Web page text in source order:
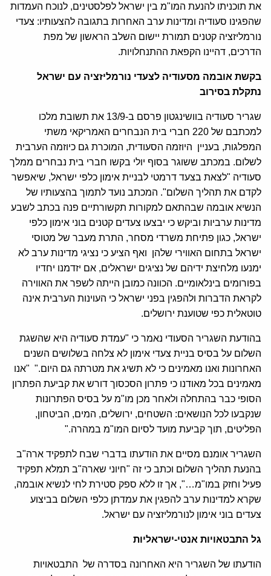
את תוכניתו להנעת המו"מ בין ישראל לפלסטינים, לנוכח העמדות
שהפגינו סעודיה ומדינות ערב האחרות בתגובה להצעותיו: צעדי
נורמליזציה קטנים תמורת יישום השלב הראשון של מפת
הדרכים, דהיינו הקפאת ההתנחלויות.
בקשת אובמה מסעודיה לצעדי נורמליזציה עם ישראל
נתקלת בסירוב
שגריר סעודיה בוושינגטון פרסם ב-13/9 את תשובת מלכו
למכתבם של 220 חברי בית הנבחרים האמריקאי משתי
המפלגות, בעניין היוזמה הסעודית, המוכרת גם כיוזמה הערבית
לשלום. במכתב ששוגר בסוף יולי בקשו חברי בית נבחרים ממלך
סעודיה "לצאת בצעד דרמטי לבניית אימון כלפי ישראל, שיאפשר
לקדם את תהליך השלום". המכתב נועד לתמוך בהצעותיו של
הנשיא אובמה שבהתאם למקורות תקשורתיים פנה בכתב לשבע
מדינות ערביות וביקש כי יבצעו צעדים קטנים בוני אימון כלפי
ישראל, כגון פתיחת משרדי מסחר, התרת מעבר של מטוסי
ישראל בתחום האווירי שלהן ואף הציע כי נציגי מדינות ערב לא
ימנעו מלחיצת ידיהם של נציגים ישראלים, אם יזדמנו יחדיו
בפורומים בינלאומיים. הכוונה כמובן הייתה לשפר את האווירה
לקראת הדברות ולהפגין בפני ישראל כי העוינות הערבית אינה
טוטאלית כפי שטוענת ירושלים.
בהודעת השגריר הסעודי נאמר כי "עמדת סעודיה היא שהשגת
השלום על בסיס בניית צעדי אימון לא צלחה בשלושים השנים
האחרונות ואנו מאמינים כי לא תשיג את מטרתה גם היום." "אנו
מאמינים בכל מאודנו כי פתרון הסכסוך דורש את קביעת הפתרון
הסופי כבר בהתחלה ולאחר מכן מו"מ על בסיס הפתרונות
שנקבעו לכל הנושאים: השטחים, ירושלים, המים, הביטחון,
הפליטים, תוך קביעת מועד לסיום המו"מ במהרה."
השגריר אומנם מסיים את הודעתו בדברי שבח לתפקיד ארה"ב
בהנעת תהליך השלום וכתב כי זה "חיוני שארה"ב תמלא תפקיד
פעיל וחזק במו"מ…", אך זו ללא ספק סטירת לחי לנשיא אובמה,
שקרא למדינות ערב להפגין את עמדתן כלפי השלום בביצוע
צעדים בוני אימון לנורמליזציה עם ישראל.
גל התבטאויות אנטי-ישראליות
הודעתו של השגריר היא האחרונה בסדרה של התבטאויות